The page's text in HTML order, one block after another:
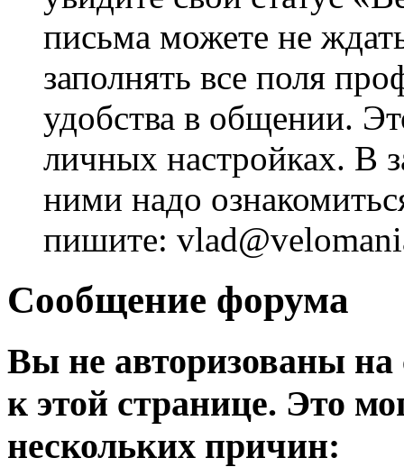
письма можете не
заполнять все поля
удобства в общении.
личных настройках. В
ними надо
пишите:
Сообщение форума
Вы не авторизованы на
к этой странице. Это
нескольких причин: